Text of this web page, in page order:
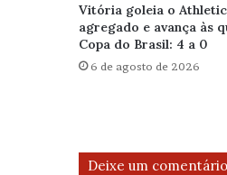
Vitória goleia o
agregado e avança às
Copa do Brasil: 4 a 0
6 de agosto de 2026
Deixe um comentário